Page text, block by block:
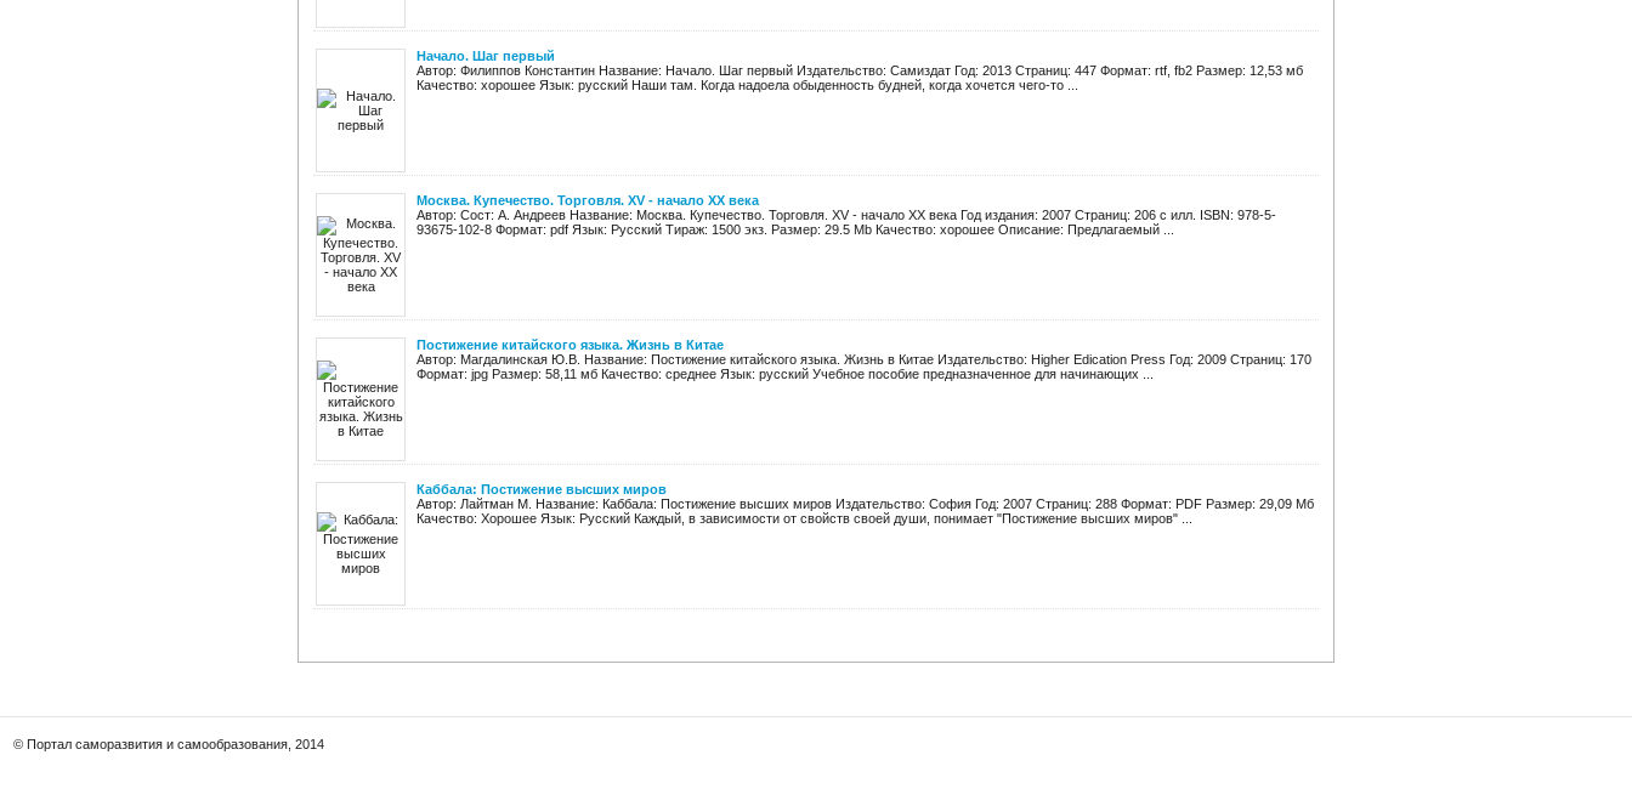
Начало. Шаг первый
Автор: Филиппов Константин Название: Начало. Шаг первый Издательство: Самиздат Год: 2013 Страниц: 447 Формат: rtf, fb2 Размер: 12,53 мб
Качество: хорошее Язык: русский Наши там. Когда надоела обыденность будней, когда хочется чего-то ...
Москва. Купечество. Торговля. XV - начало XX века
Автор: Сост: А. Андреев Название: Москва. Купечество. Торговля. XV - начало XX века Год издания: 2007 Страниц: 206 с илл. ISBN: 978-5-
93675-102-8 Формат: pdf Язык: Русский Тираж: 1500 экз. Размер: 29.5 Mb Качество: хорошее Описание: Предлагаемый ...
Постижение китайского языка. Жизнь в Китае
Автор: Магдалинская Ю.В. Название: Постижение китайского языка. Жизнь в Китае Издательство: Higher Edication Press Год: 2009 Страниц: 170
Формат: jpg Размер: 58,11 мб Качество: среднее Язык: русский Учебное пособие предназначенное для начинающих ...
Каббала: Постижение высших миров
Автор: Лайтман М. Название: Каббала: Постижение высших миров Издательство: София Год: 2007 Страниц: 288 Формат: PDF Размер: 29,09 Мб
Качество: Хорошее Язык: Русский Каждый, в зависимости от свойств своей души, понимает "Постижение высших миров" ...
© Портал саморазвития и самообразования, 2014